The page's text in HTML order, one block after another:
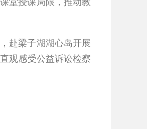
堂授课局限，推动教
赴梁子湖湖心岛开展
观感受公益诉讼检察